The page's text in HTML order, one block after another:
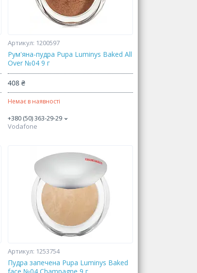
1200597
Рум'яна-пудра Pupa Luminys Baked All
Over №04 9 г
408 ₴
Немає в наявності
+380 (50) 363-29-29
Vodafone
1253754
Пудра запечена Pupa Luminys Baked